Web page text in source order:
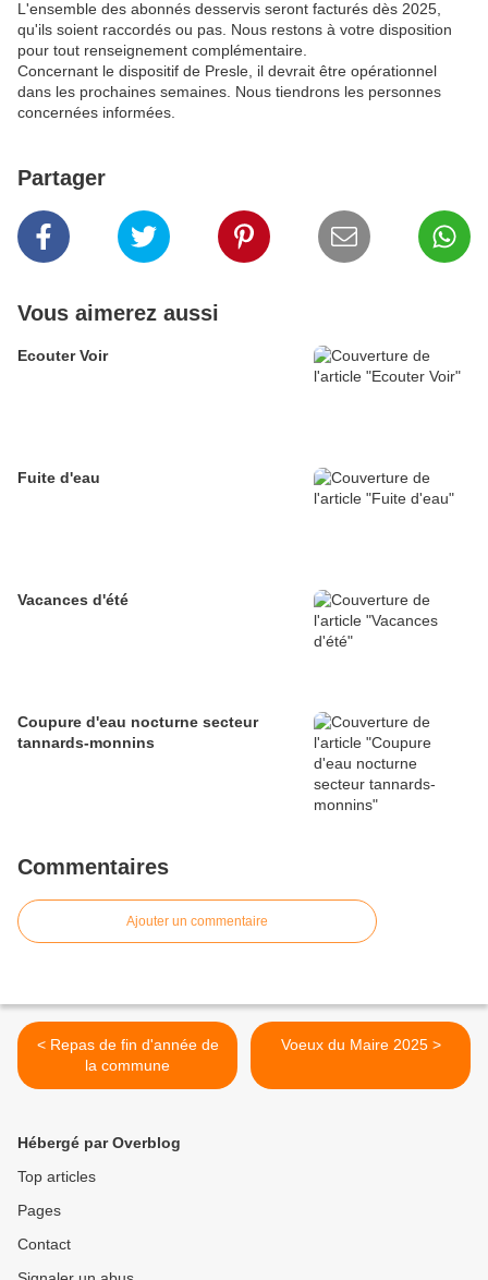
L'ensemble des abonnés desservis seront facturés dès 2025,
qu'ils soient raccordés ou pas. Nous restons à votre disposition
pour tout renseignement complémentaire.
Concernant le dispositif de Presle, il devrait être opérationnel
dans les prochaines semaines. Nous tiendrons les personnes
concernées informées.
Partager
Vous aimerez aussi
Ecouter Voir
Fuite d'eau
Vacances d'été
Coupure d'eau nocturne secteur
tannards-monnins
Commentaires
Ajouter un commentaire
< Repas de fin d'année de
la commune
Voeux du Maire 2025 >
Hébergé par Overblog
Top articles
Pages
Contact